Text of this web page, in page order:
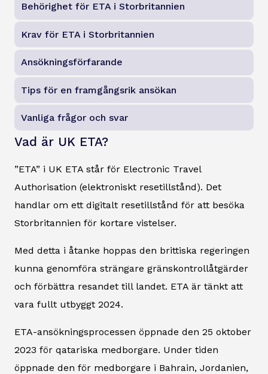
Behörighet för ETA i Storbritannien
Krav för ETA i Storbritannien
Ansökningsförfarande
Tips för en framgångsrik ansökan
Vanliga frågor och svar
Vad är UK ETA?
”ETA” i UK ETA står för Electronic Travel
Authorisation (elektroniskt resetillstånd). Det
handlar om ett digitalt resetillstånd för att besöka
Storbritannien för kortare vistelser.
Med detta i åtanke hoppas den brittiska regeringen
kunna genomföra strängare gränskontrollåtgärder
och förbättra resandet till landet. ETA är tänkt att
vara fullt utbyggt 2024.
ETA-ansökningsprocessen öppnade den 25 oktober
2023 för qatariska medborgare. Under tiden
öppnade den för medborgare i Bahrain, Jordanien,